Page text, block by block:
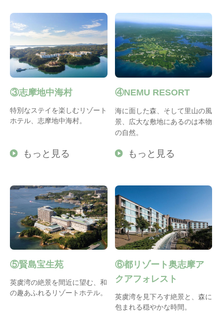
③志摩地中海村
特別なステイを楽しむリゾート
ホテル、志摩地中海村。
もっと見る
④NEMU RESORT
海に面した森、そして里山の風
景、広大な敷地にあるのは本物
の自然。
もっと見る
⑤賢島宝生苑
英虞湾の絶景を間近に望む、和
の趣あふれるリゾートホテル。
⑥都リゾート奥志摩ア
クアフォレスト
英虞湾を見下ろす絶景と、森に
包まれる穏やかな時間。